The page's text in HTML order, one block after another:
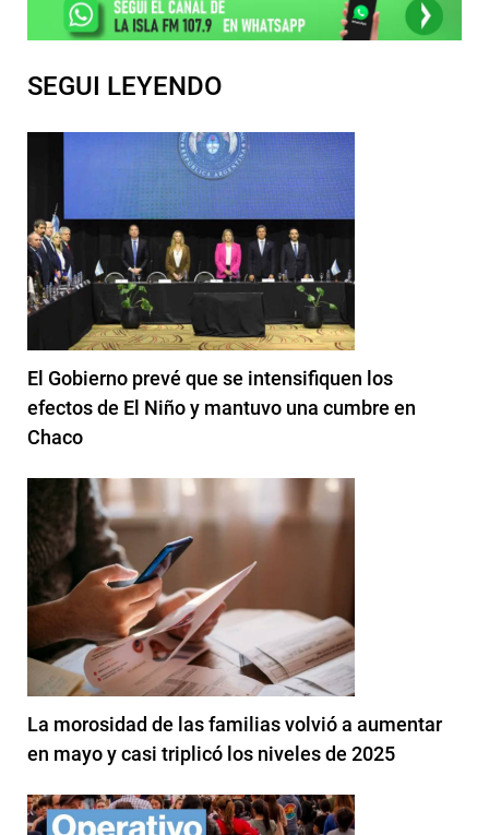
SEGUI LEYENDO
El Gobierno prevé que se intensifiquen los
efectos de El Niño y mantuvo una cumbre en
Chaco
La morosidad de las familias volvió a aumentar
en mayo y casi triplicó los niveles de 2025